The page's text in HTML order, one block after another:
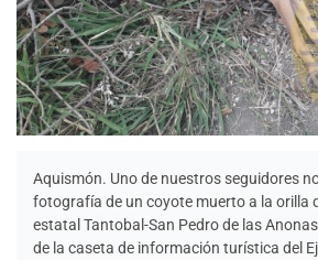
Aquismón. Uno de nuestros seguidores
fotografía de un coyote muerto a la orilla
estatal Tantobal-San Pedro de las
de la caseta de información turística del